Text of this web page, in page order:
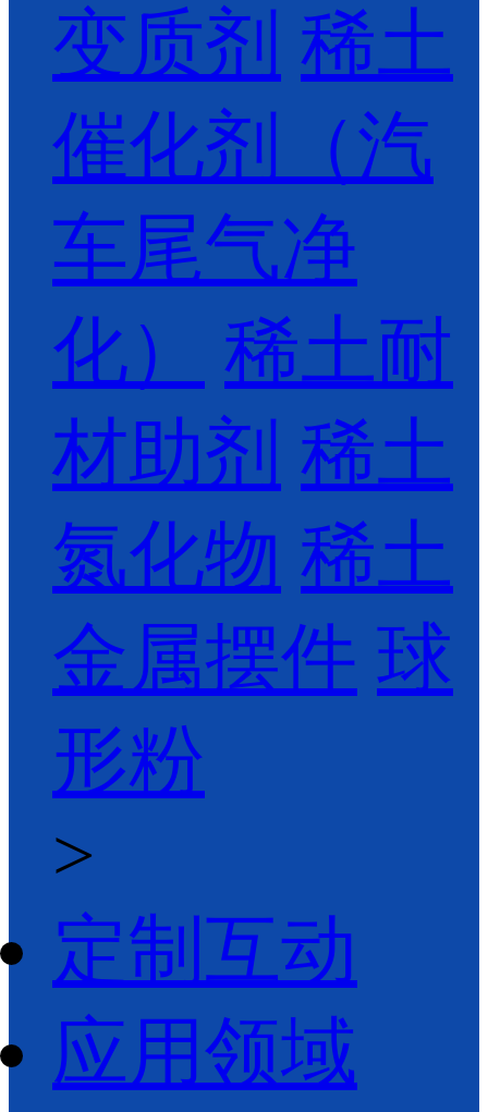
变质剂 稀土
催化剂（汽
车尾气净
化）
稀土耐
材助剂 稀土
氮化物 稀土
金属摆件 球
形粉
>
定制互动
应用领域